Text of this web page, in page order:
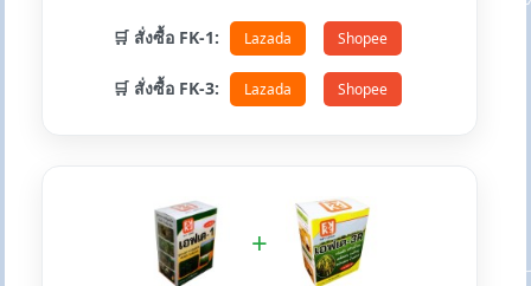
🛒 สั่งซื้อ FK-1: Lazada Shopee
🛒 สั่งซื้อ FK-3: Lazada Shopee
+